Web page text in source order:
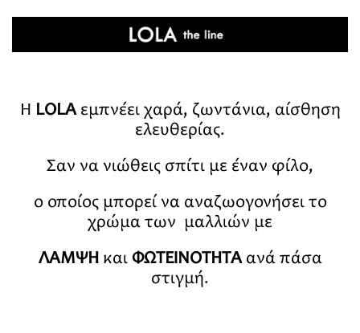
Η LOLAεμπνέει χαρά, ζωντάνια, αίσθηση
ελευθερίας.
Σαν να νιώθεις σπίτι με έναν φίλο,
ο οποίος μπορεί να αναζωογονήσει το
χρώμα των μαλλιών με
ΛΑΜΨΗκαι ΦΩΤΕΙΝΟΤΗΤΑανά πάσα
στιγμή.